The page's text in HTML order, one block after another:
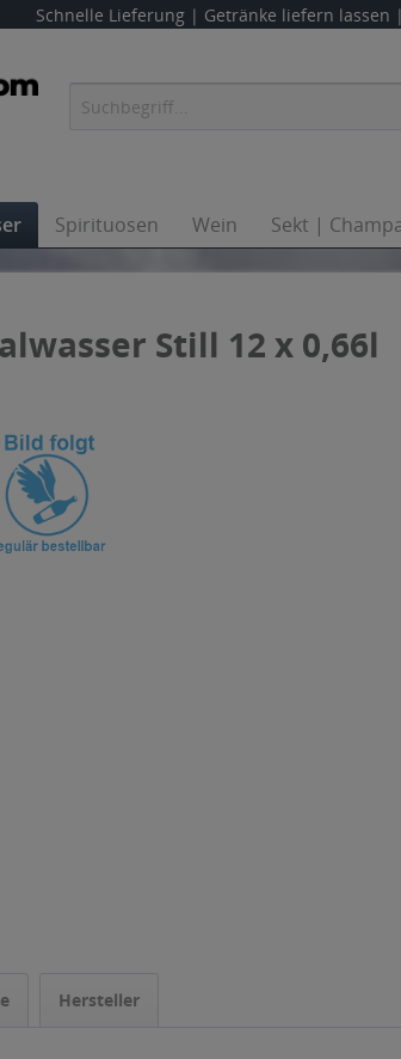
Schnelle Lieferung | Getränke liefern lassen
Spirituosen Wein Sekt |
Still 12 x 0,66l
Hersteller